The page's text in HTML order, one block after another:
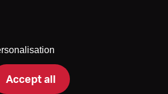
de vente
Aide Newsletter
Accept all